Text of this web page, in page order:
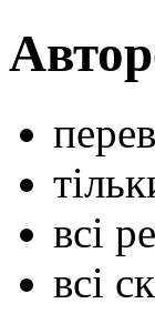
всі
всі